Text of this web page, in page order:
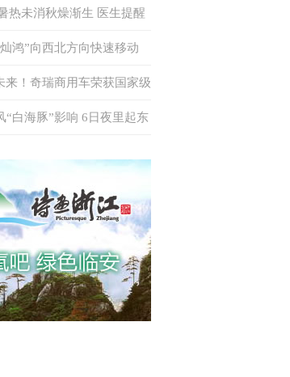
轻商年中合作伙伴大会隆
热未消秋燥渐生 医生提醒
鸿”向西北方向快速移动
来！奇瑞商用车荣获国家级
双赛道一等奖
“白海豚”影响 6日夜里起东